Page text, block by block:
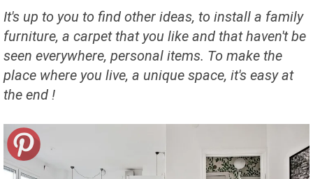
It's up to you to find other ideas, to install a family
furniture, a carpet that you like and that haven't be
seen everywhere, personal items. To make the
place where you live, a unique space, it's easy at
the end !